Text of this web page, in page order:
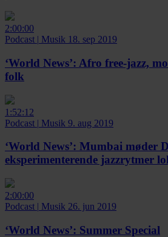
2:00:00
Podcast | Musik 18. sep 2019
‘World News’: Afro free-jazz,
folk
1:52:12
Podcast | Musik 9. aug 2019
‘World News’: Mumbai møder
eksperimenterende jazzrytmer
2:00:00
Podcast | Musik 26. jun 2019
‘World News’: Summer Special